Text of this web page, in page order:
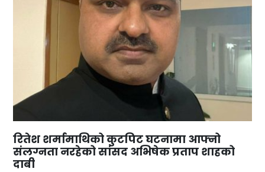
रितेश शर्मामाथिको कुटपिट घटनामा आफ्नो
संलग्नता नरहेको सांसद अभिषेक प्रताप शाहको
दाबी